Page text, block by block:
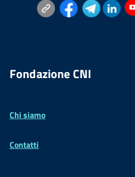
Fondazione CNI
Chi siamo
Contatti